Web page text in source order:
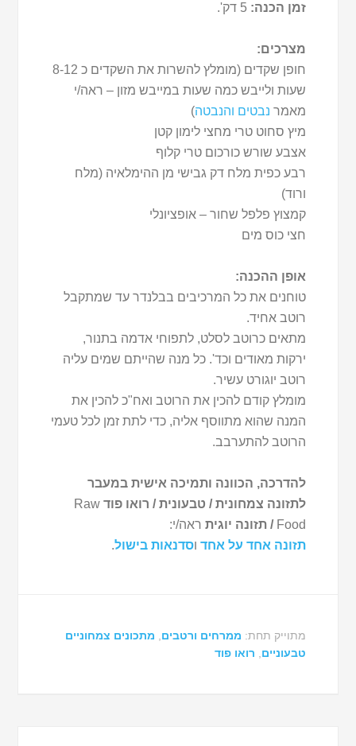
זמן הכנה: 5 דק'.
מצרכים:
חופן שקדים (מומלץ להשרות את השקדים כ 8-12
שעות ולייבש כמה שעות במייבש מזון – ראה/י
מאמר נבטים והנבטה)
מיץ סחוט טרי מחצי לימון קטן
אצבע שורש כורכום טרי קלוף
רבע כפית מלח דק גבישי מן ההימלאיה (מלח
ורוד)
קמצוץ פלפל שחור – אופציונלי
חצי כוס מים
אופן ההכנה:
טוחנים את כל המרכיבים בבלנדר עד שמתקבל
רוטב אחיד.
מתאים כרוטב לסלט, לתפוחי אדמה בתנור,
ירקות מאודים וכד'. כל מנה שהייתם שמים עליה
רוטב יוגורט עשיר.
מומלץ קודם להכין את הרוטב ואח"כ להכין את
המנה שהוא מתווסף אליה, כדי לתת זמן לכל טעמי
הרוטב להתערבב.
להדרכה, הכוונה ותמיכה אישית במעבר
לתזונה צמחונית / טבעונית / רואו פודRaw
Food / תזונה יוגית ראה/י:
תזונה אחד על אחד וסדנאות בישול.
מתוייק תחת: ממרחים ורטבים
מתכונים צמחוניים
טבעוניים
רואו פוד